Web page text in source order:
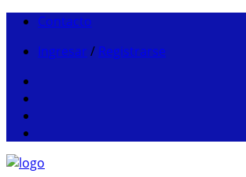
Contacto
Ingresar / Registrarse